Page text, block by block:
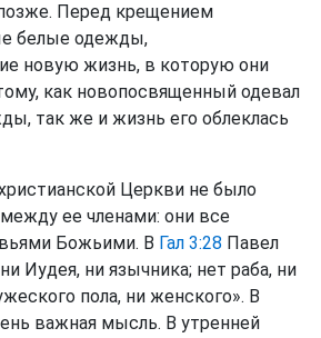
Перед крещением
белые одежды,
новую жизнь, в которую они
как новопосвященный одевал
так же и жизнь его облеклась
Церкви не было
между ее членами: они все
Божьими. В Гал 3:28 Павел
Иудея, ни язычника; нет раба, ни
пола, ни женского». В
важная мысль. В утренней